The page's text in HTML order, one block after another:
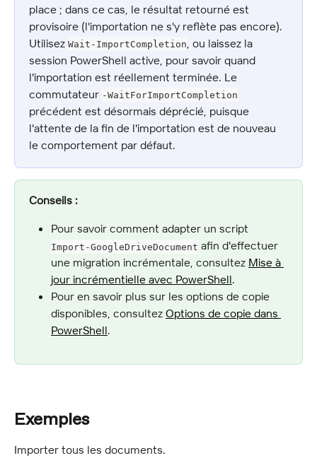
place ; dans ce cas, le résultat retourné est
provisoire (l'importation ne s'y reflète pas encore).
Utilisez Wait-ImportCompletion , ou laissez la
session PowerShell active, pour savoir quand
l'importation est réellement terminée. Le
commutateur -WaitForImportCompletion
précédent est désormais déprécié, puisque
l'attente de la fin de l'importation est de nouveau
le comportement par défaut.
Conseils :
Pour savoir comment adapter un script
Import-GoogleDriveDocument afin d'effectuer
une migration incrémentale, consultez Mise à
jour incrémentielle avec PowerShell.
Pour en savoir plus sur les options de copie
disponibles, consultez Options de copie dans
PowerShell.
Exemples
Importer tous les documents.